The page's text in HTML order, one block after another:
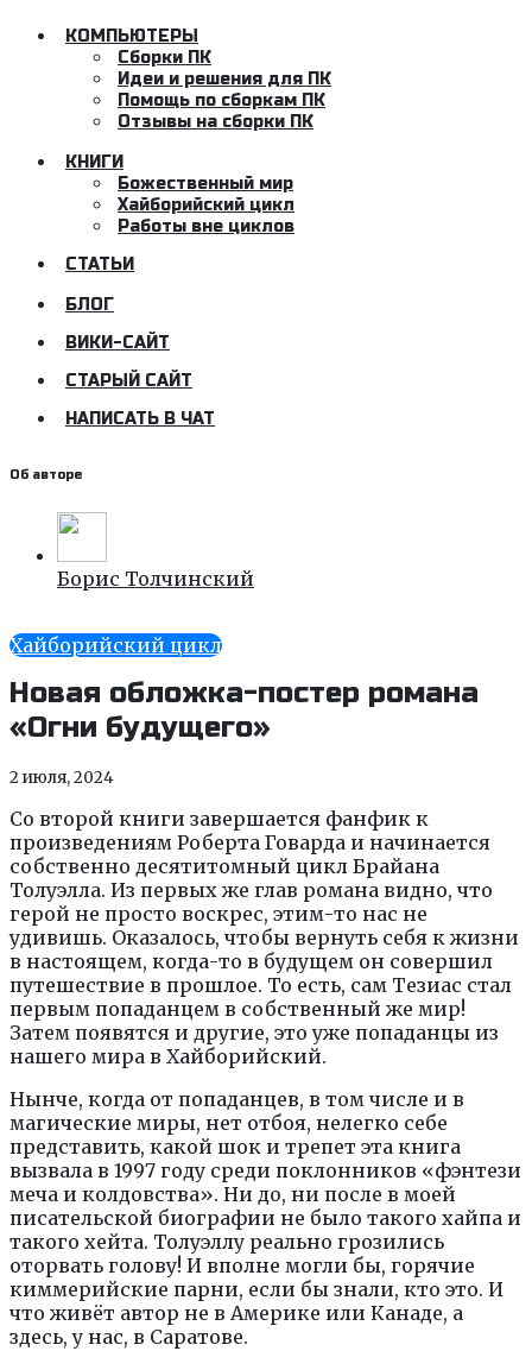
КОМПЬЮТЕРЫ
Cборки ПК
Идеи и решения для ПК
Помощь по сборкам ПК
Отзывы на сборки ПК
КНИГИ
Божественный мир
Хайборийский цикл
Работы вне циклов
СТАТЬИ
БЛОГ
ВИКИ-САЙТ
СТАРЫЙ САЙТ
НАПИСАТЬ В ЧАТ
Об авторе
Борис Толчинский
Хайборийский цикл
Новая обложка-постер романа
«Огни будущего»
2 июля, 2024
Со второй книги завершается фанфик к
произведениям Роберта Говарда и начинается
собственно десятитомный цикл Брайана
Толуэлла. Из первых же глав романа видно, что
герой не просто воскрес, этим-то нас не
удивишь. Оказалось, чтобы вернуть себя к жизни
в настоящем, когда-то в будущем он совершил
путешествие в прошлое. То есть, сам Тезиас стал
первым попаданцем в собственный же мир!
Затем появятся и другие, это уже попаданцы из
нашего мира в Хайборийский.
Нынче, когда от попаданцев, в том числе и в
магические миры, нет отбоя, нелегко себе
представить, какой шок и трепет эта книга
вызвала в 1997 году среди поклонников «фэнтези
меча и колдовства». Ни до, ни после в моей
писательской биографии не было такого хайпа и
такого хейта. Толуэллу реально грозились
оторвать голову! И вполне могли бы, горячие
киммерийские парни, если бы знали, кто это. И
что живёт автор не в Америке или Канаде, а
здесь, у нас, в Саратове.